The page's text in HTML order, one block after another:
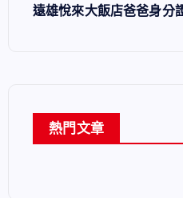
遠雄悅來大飯店爸爸身分
熱門文章